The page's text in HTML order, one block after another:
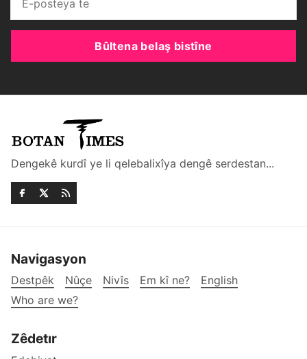
Bûltena belaş bistîne
Dengekê kurdî ye li qelebalixîya dengê serdestan...
Navigasyon
Destpêk Nûçe Nivîs Em kî ne?
English
Who are we?
Zêdetır